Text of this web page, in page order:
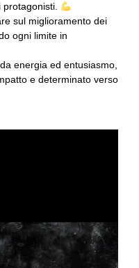
protagonisti.
sul miglioramento dei
ogni limite in
energia ed entusiasmo,
e determinato verso